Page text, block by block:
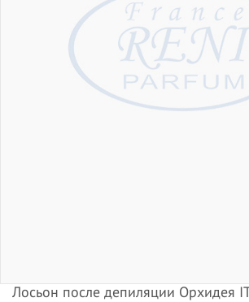
Лосьон после депиляции Орхидея